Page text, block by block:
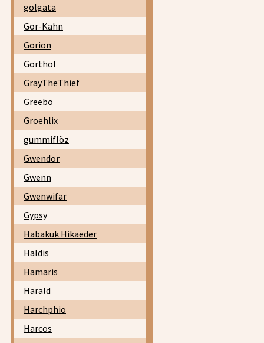
golgata
Gor-Kahn
Gorion
Gorthol
GrayTheThief
Greebo
Groehlix
gummiflöz
Gwendor
Gwenn
Gwenwifar
Gypsy
Habakuk Hikaëder
Haldis
Hamaris
Harald
Harchphio
Harcos